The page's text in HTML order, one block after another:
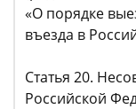
«О порядке
въезда в
Статья 20.
Российской